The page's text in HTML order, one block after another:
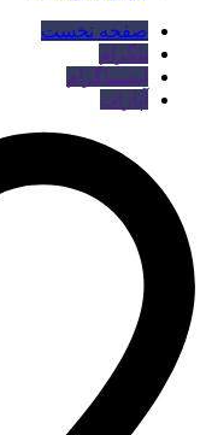
صفحه نخست
تلگرام
اینستاگرام
آپارات